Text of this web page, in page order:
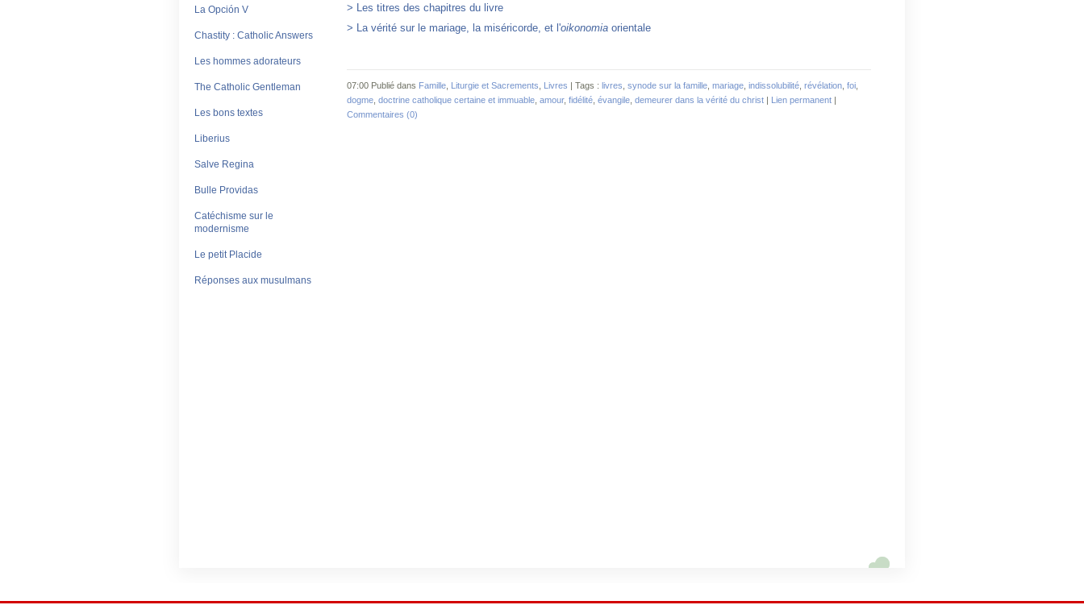
La Opción V
Chastity : Catholic Answers
Les hommes adorateurs
The Catholic Gentleman
Les bons textes
Liberius
Salve Regina
Bulle Providas
Catéchisme sur le
modernisme
Le petit Placide
Réponses aux musulmans
> Les titres des chapitres du livre
> La vérité sur le mariage, la miséricorde, et l'oikonomia orientale
07:00 Publié dans Famille Liturgie et Sacrements Livres | Tags : livres synode sur la famille mariage indissolubilité révélation foi
dogme doctrine catholique certaine et immuable amour, fidélité évangile demeurer dans la vérité du christ | Lien permanent |
Commentaires (0)